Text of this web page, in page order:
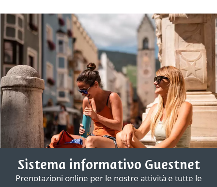
Sistema informativo Guestnet
Prenotazioni online per le nostre attività e tutte le